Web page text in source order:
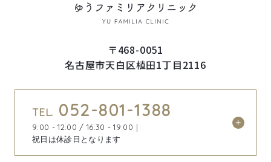
〒468-0051
名古屋市天白区植田1丁目2116
TEL. 052-801-1388
9:00 - 12:00 / 16:30 - 19:00｜
祝日は休診日となります